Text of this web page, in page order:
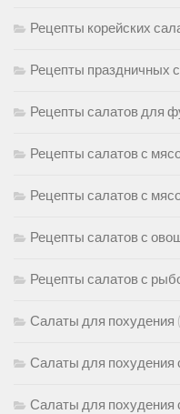
Рецепты корейских
Рецепты праздничных
Рецепты салатов для
Рецепты салатов с
Рецепты салатов с
Рецепты салатов с
Рецепты салатов с
Салаты для похудения
Салаты для похудения
Салаты для похудения